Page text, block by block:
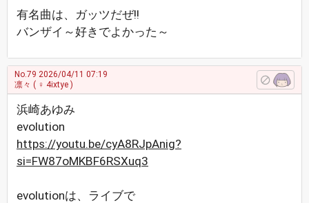
有名曲は、ガッツだぜ!!
バンザイ～好きでよかった～
No.79 2026/04/11 07:19
凛々 ( ♀ 4ixtye )
浜崎あゆみ
evolution
https://youtu.be/cyA8RJpAnig?
si=FW87oMKBF6RSXuq3
evolutionは、ライブで